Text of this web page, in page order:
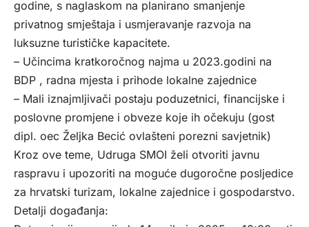
godine, s naglaskom na planirano smanjenje
privatnog smještaja i usmjeravanje razvoja na
luksuzne turističke kapacitete.
– Učincima kratkoročnog najma u 2023.godini na
BDP , radna mjesta i prihode lokalne zajednice
– Mali iznajmljivači postaju poduzetnici, financijske i
poslovne promjene i obveze koje ih očekuju (gost
dipl. oec Željka Becić ovlašteni porezni savjetnik)
Kroz ove teme, Udruga SMOI želi otvoriti javnu
raspravu i upozoriti na moguće dugoročne posljedice
za hrvatski turizam, lokalne zajednice i gospodarstvo.
Detalji događanja: